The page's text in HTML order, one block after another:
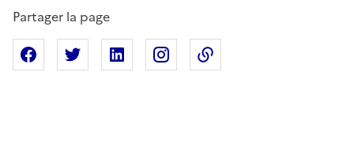
Partager la page
Partager sur Facebook
Partager sur XPartager sur Linkedin
Partager sur Instagram